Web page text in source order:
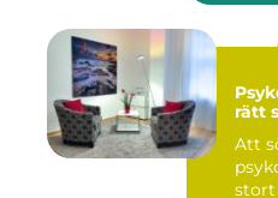
rätt
Att
stort